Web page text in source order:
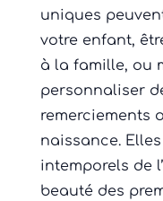
uniques
votre enfant,
à la famille, ou
personnaliser
remerciements
naissance.
intemporels de
beauté des